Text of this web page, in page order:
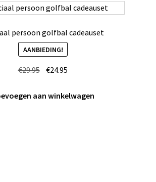
persoon golfbal cadeauset
AANBIEDING!
€29.95 Oorspronkelijke
was:
€24.95
is:
aan winkelwagen